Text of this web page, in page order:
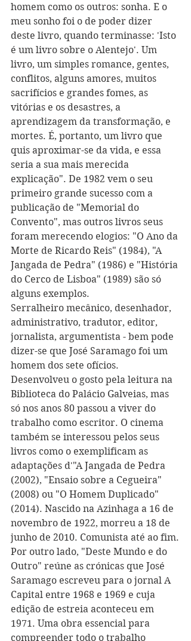
homem como os outros: sonha. E o
meu sonho foi o de poder dizer
deste livro, quando terminasse: 'Isto
é um livro sobre o Alentejo'. Um
livro, um simples romance, gentes,
conflitos, alguns amores, muitos
sacrifícios e grandes fomes, as
vitórias e os desastres, a
aprendizagem da transformação, e
mortes. É, portanto, um livro que
quis aproximar-se da vida, e essa
seria a sua mais merecida
explicação". De 1982 vem o seu
primeiro grande sucesso com a
publicação de "Memorial do
Convento", mas outros livros seus
foram merecendo elogios: "O Ano da
Morte de Ricardo Reis" (1984), "A
Jangada de Pedra" (1986) e "História
do Cerco de Lisboa" (1989) são só
alguns exemplos.
Serralheiro mecânico, desenhador,
administrativo, tradutor, editor,
jornalista, argumentista - bem pode
dizer-se que José Saramago foi um
homem dos sete ofícios.
Desenvolveu o gosto pela leitura na
Biblioteca do Palácio Galveias, mas
só nos anos 80 passou a viver do
trabalho como escritor. O cinema
também se interessou pelos seus
livros como o exemplificam as
adaptações d'"A Jangada de Pedra
(2002), "Ensaio sobre a Cegueira"
(2008) ou "O Homem Duplicado"
(2014). Nascido na Azinhaga a 16 de
novembro de 1922, morreu a 18 de
junho de 2010. Comunista até ao fim.
Por outro lado, "Deste Mundo e do
Outro" reúne as crónicas que José
Saramago escreveu para o jornal A
Capital entre 1968 e 1969 e cuja
edição de estreia aconteceu em
1971. Uma obra essencial para
compreender todo o trabalho